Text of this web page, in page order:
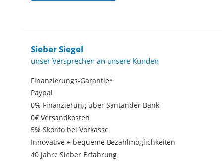
Sieber Siegel
unser Versprechen an unsere Kunden
Finanzierungs-Garantie*
Paypal
0% Finanzierung über Santander Bank
0€ Versandkosten
5% Skonto bei Vorkasse
Innovative + bequeme Bezahlmöglichkeiten
40 Jahre Sieber Erfahrung